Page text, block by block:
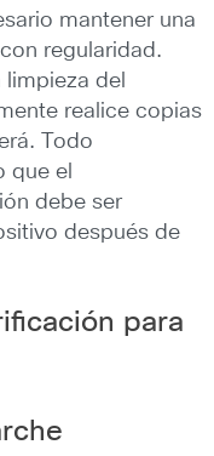
mantener una
regularidad.
limpieza del
realice copias
Todo
que el
debe ser
después de
para